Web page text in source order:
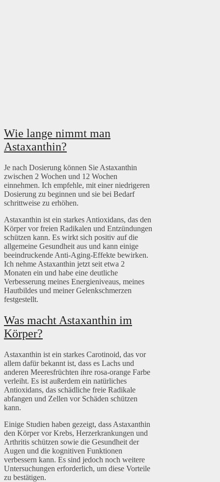
Wie lange nimmt man
Astaxanthin?
Je nach Dosierung können Sie Astaxanthin
zwischen 2 Wochen und 12 Wochen
einnehmen. Ich empfehle, mit einer niedrigeren
Dosierung zu beginnen und sie bei Bedarf
schrittweise zu erhöhen.
Astaxanthin ist ein starkes Antioxidans, das den
Körper vor freien Radikalen und Entzündungen
schützen kann. Es wirkt sich positiv auf die
allgemeine Gesundheit aus und kann einige
beeindruckende Anti-Aging-Effekte bewirken.
Ich nehme Astaxanthin jetzt seit etwa 2
Monaten ein und habe eine deutliche
Verbesserung meines Energieniveaus, meines
Hautbildes und meiner Gelenkschmerzen
festgestellt.
Was macht Astaxanthin im
Körper?
Astaxanthin ist ein starkes Carotinoid, das vor
allem dafür bekannt ist, dass es Lachs und
anderen Meeresfrüchten ihre rosa-orange Farbe
verleiht. Es ist außerdem ein natürliches
Antioxidans, das schädliche freie Radikale
abfangen und Zellen vor Schäden schützen
kann.
Einige Studien haben gezeigt, dass Astaxanthin
den Körper vor Krebs, Herzerkrankungen und
Arthritis schützen sowie die Gesundheit der
Augen und die kognitiven Funktionen
verbessern kann. Es sind jedoch noch weitere
Untersuchungen erforderlich, um diese Vorteile
zu bestätigen.